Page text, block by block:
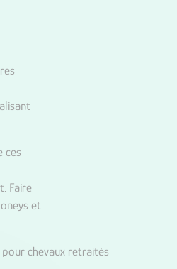
ces
Faire
et
chevaux retraités